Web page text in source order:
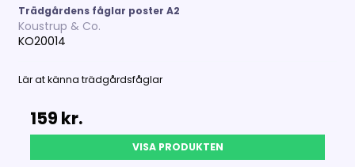
Trädgårdens fåglar poster A2
Koustrup & Co.
KO20014
Lär at känna trädgårdsfåglar
159 kr.
VISA PRODUKTEN